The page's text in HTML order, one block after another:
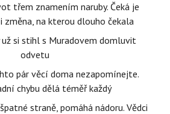
třem znamením naruby. Čeká je
změna, na kterou dlouho čekala
si stihl s Muradovem domluvit
odvetu
pár věcí doma nezapomínejte.
chybu dělá téměř každý
straně, pomáhá nádoru. Vědci